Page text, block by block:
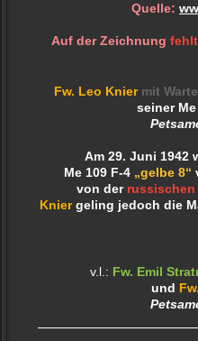
Quelle:
Auf der Zeichnung fehlt
Fw. Leo Knier mit
seiner
Am 29. Juni 1942
Me 109 F-4 „gelbe 8“
von der russischen
Knier geling jedoch die
v.l.: Fw. Emil
und